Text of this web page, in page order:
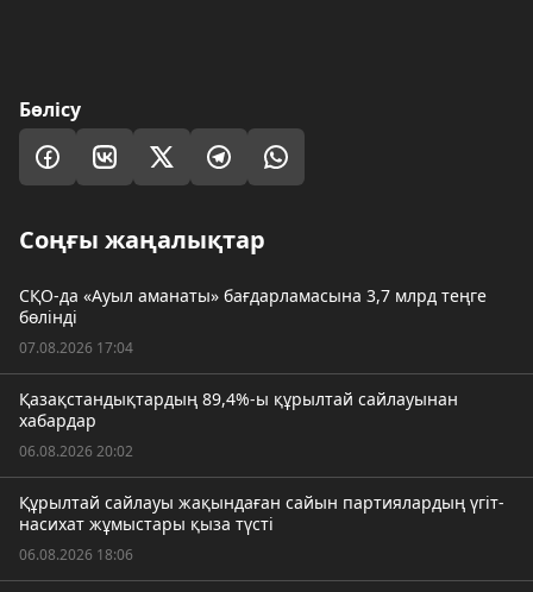
Бөлісу
Соңғы жаңалықтар
СҚО-да «Ауыл аманаты» бағдарламасына 3,7 млрд теңге
бөлінді
07.08.2026 17:04
Қазақстандықтардың 89,4%-ы құрылтай сайлауынан
хабардар
06.08.2026 20:02
Құрылтай сайлауы жақындаған сайын партиялардың үгіт-
насихат жұмыстары қыза түсті
06.08.2026 18:06